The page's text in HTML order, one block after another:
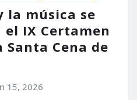
la música se
IX Certamen
Santa Cena de
15, 2026